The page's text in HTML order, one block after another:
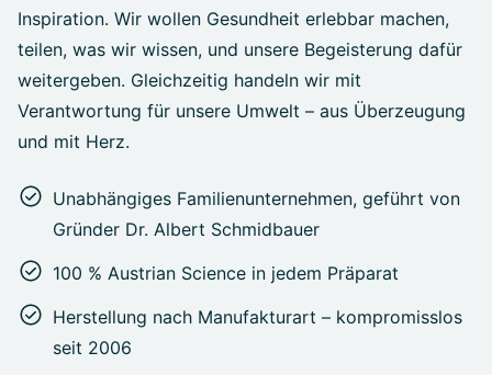
Inspiration. Wir wollen Gesundheit erlebbar machen,
teilen, was wir wissen, und unsere Begeisterung dafür
weitergeben. Gleichzeitig handeln wir mit
Verantwortung für unsere Umwelt – aus Überzeugung
und mit Herz.
Unabhängiges Familienunternehmen, geführt von
Gründer Dr. Albert Schmidbauer
100 % Austrian Science in jedem Präparat
Herstellung nach Manufakturart – kompromisslos
seit 2006